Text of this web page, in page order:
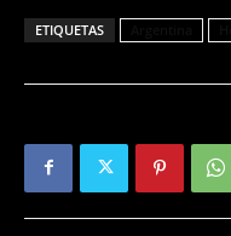
ETIQUETAS